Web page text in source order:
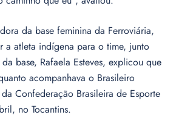
da base feminina da Ferroviária,
a atleta indígena para o time, junto
base, Rafaela Esteves, explicou que
acompanhava o Brasileiro
Confederação Brasileira de Esporte
no Tocantins.